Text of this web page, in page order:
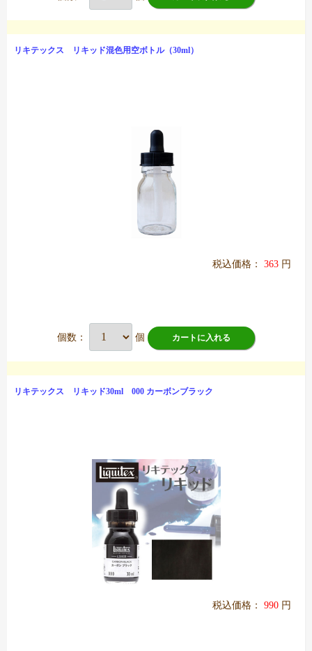
リキテックス リキッド混色用空ボトル（30ml）
税込価格： 363 円
個数： 個 カートに入れる
リキテックス リキッド30ml 000 カーボンブラック
税込価格： 990 円